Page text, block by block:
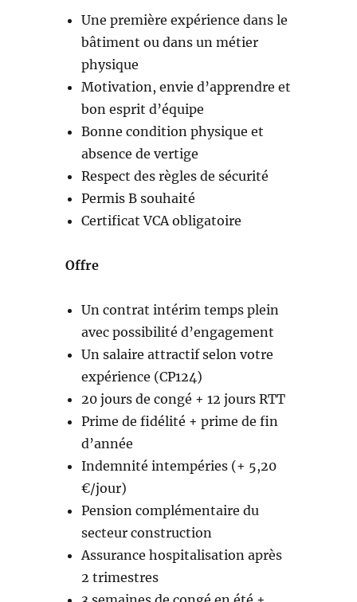
Une première expérience dans le
bâtiment ou dans un métier
physique
Motivation, envie d’apprendre et
bon esprit d’équipe
Bonne condition physique et
absence de vertige
Respect des règles de sécurité
Permis B souhaité
Certificat VCA obligatoire
Offre
Un contrat intérim temps plein
avec possibilité d’engagement
Un salaire attractif selon votre
expérience (CP124)
20 jours de congé + 12 jours RTT
Prime de fidélité + prime de fin
d’année
Indemnité intempéries (+ 5,20
€/jour)
Pension complémentaire du
secteur construction
Assurance hospitalisation après
2 trimestres